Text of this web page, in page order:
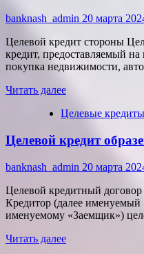
banknash_admin 20 марта
Целевой кредит стороны
кредит, предоставляемый
покупка недвижимости,
Читать далееПрочитать
о
кредит
стороны
Целевые кредиты
Целевой кредит
banknash_admin 20 марта
Целевой кредитный
Кредитор (далее именуемый
именуемому «Заемщик»)
Читать далееПрочитать